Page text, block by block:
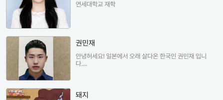
연세대학교 재학
권민재
안녕허세요! 일본에서 오래 살다온 한국인 권민재 입니
다....
돼지